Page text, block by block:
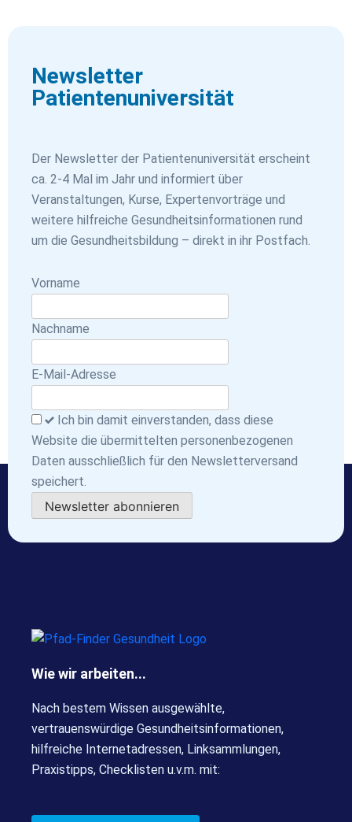
Newsletter
Patientenuniversität
Der Newsletter der Patientenuniversität erscheint
ca. 2-4 Mal im Jahr und informiert über
Veranstaltungen, Kurse, Expertenvorträge und
weitere hilfreiche Gesundheitsinformationen rund
um die Gesundheitsbildung – direkt in ihr Postfach.
Vorname
Nachname
E-Mail-Adresse
Ich bin damit einverstanden, dass diese
Website die übermittelten personenbezogenen
Daten ausschließlich für den Newsletterversand
speichert.
Newsletter abonnieren
Wie wir arbeiten...
Nach bestem Wissen ausgewählte,
vertrauenswürdige Gesundheitsinformationen,
hilfreiche Internetadressen, Linksammlungen,
Praxistipps, Checklisten u.v.m. mit: